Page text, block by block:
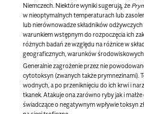
Niemczech. Niektóre wyniki sugerują, że
w nieoptymalnych temperaturach lub
lub nierównowadze składników
warunkiem wstępnym do rozpoczęcia ich
różnych badań ze względu na różnice w
geograficznych, warunków
Generalnie zagrożenie przez nie
cytotoksyn (zwanych także prymnezinami).
wodnych, a po przeniknięciu do ich krwi i
tkanek. Atakuje ona zarówno ryby jak i
świadczące o negatywnym wpływie toksyn